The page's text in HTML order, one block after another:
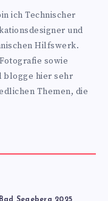
ich Technischer
und
Hilfswerk.
sowie
blogge hier sehr
Themen, die